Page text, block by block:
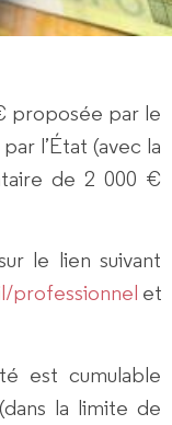
proposée par le
l’État (avec la
de 2 000 €
le lien suivant
professionnel et
est cumulable
la limite de